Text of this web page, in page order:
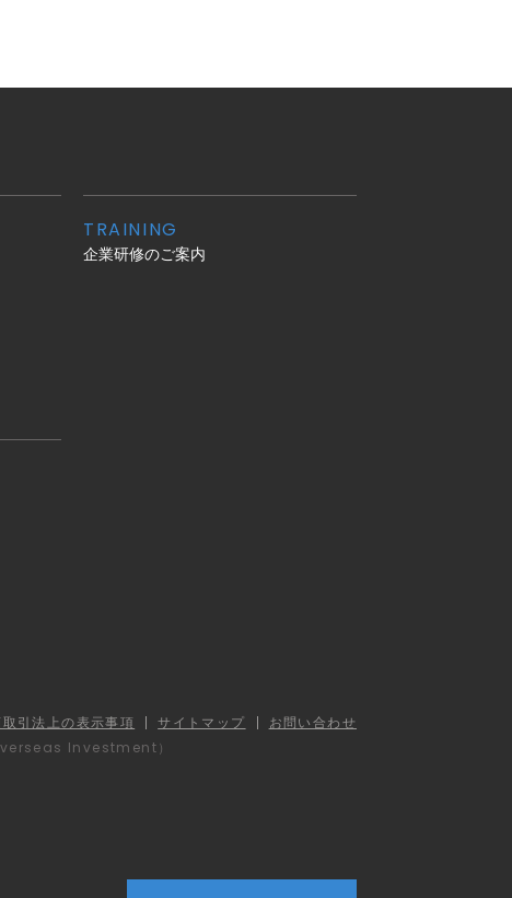
TRAINING
企業研修のご案内
引法上の表示事項 サイトマップ
お問い合わせ
Investment）